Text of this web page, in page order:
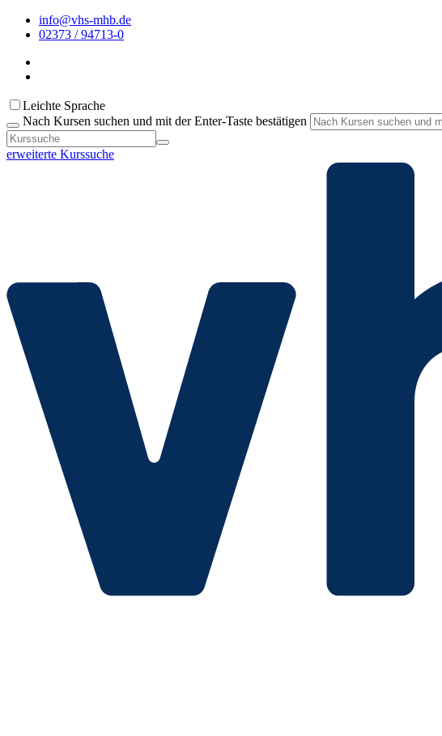
info@vhs-mhb.de
02373 / 94713-0
Leichte Sprache
Nach Kursen suchen und mit der Enter-Taste bestätigen
erweiterte Kurssuche